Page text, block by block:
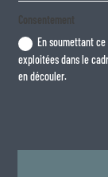
Consentement
En soumettant
exploitées dans le
en découler.